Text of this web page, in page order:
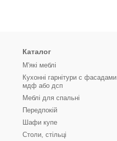
Каталог
М'які меблі
Кухонні гарнітури с фасадами
мдф або дсп
Меблі для спальні
Передпокій
Шафи купе
Столи, стільці